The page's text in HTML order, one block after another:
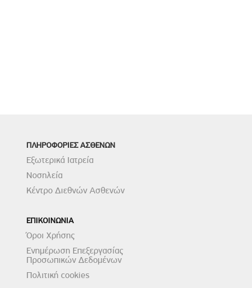
ΠΛΗΡΟΦΟΡΙΕΣ ΑΣΘΕΝΩΝ
Εξωτερικά Ιατρεία
Νοσηλεία
Κέντρο Διεθνών Ασθενών
ΕΠΙΚΟΙΝΩΝΙΑ
Όροι Χρήσης
Ενημέρωση Επεξεργασίας
Προσωπικών Δεδομένων
Πολιτική cookies